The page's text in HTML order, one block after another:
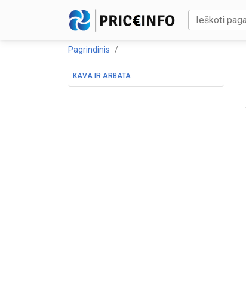
Pagrindinis
KAVA IR ARBATA